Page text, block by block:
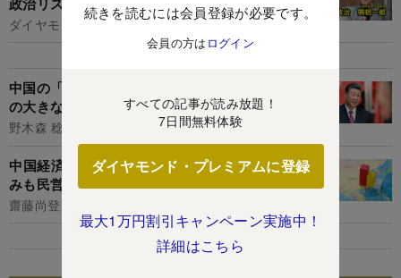
続きを読むには会員登録が必要です。
会員の方は ログイン
すべての記事が読み放題！
7日間無料体験
ダイヤモンド・プレミアムに登録
最大1万円割引キャンペーン実施中！
詳細はこちら
ダイヤモンド編集部,堀内 亮
中国の「日本化」避けられそうにない習近平体制
の大きなジレンマ
野木森 稔
中国経済は内憂外患、「5％成長目標」達成見込
みも民営企業は蚊帳の外
齋藤尚登